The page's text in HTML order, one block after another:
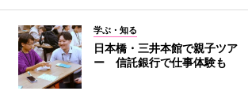
学ぶ・知る
日本橋・三井本館で親子ツア
ー 信託銀行で仕事体験も